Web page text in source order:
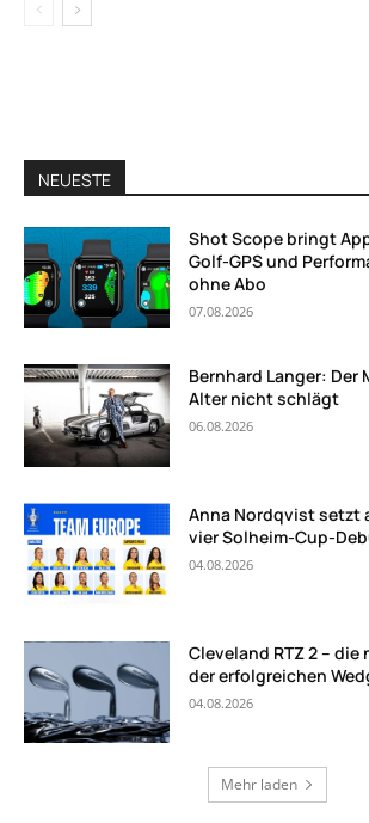
NEUESTE
Shot Scope bringt
Golf-GPS und
ohne Abo
07.08.2026
Bernhard Langer: Der
Alter nicht schlägt
06.08.2026
Anna Nordqvist setzt
vier Solheim-Cup-
04.08.2026
Cleveland RTZ 2 – die
der erfolgreichen
04.08.2026
Mehr laden